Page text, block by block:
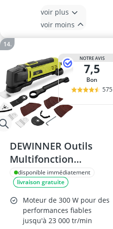
voir plus
voir moins
NOTRE AVIS
7,5
Bon
575
DEWINNER Outils
Multifonction
Oscillants 300W
disponible immédiatement
livraison gratuite
Moteur de 300 W pour des
performances fiables
jusqu'à 23 000 tr/min